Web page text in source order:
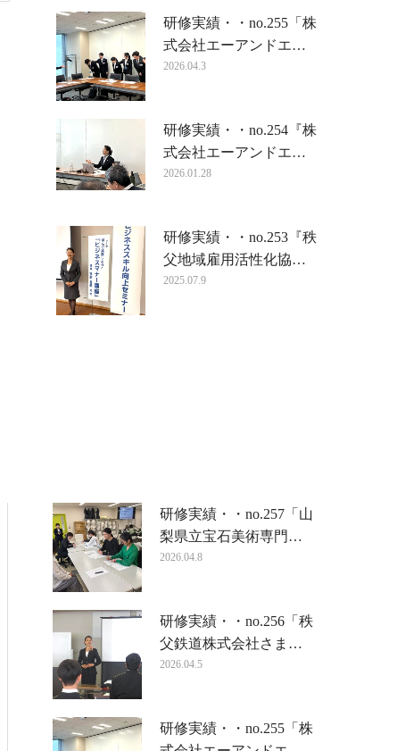
研修実績・・no.255「株
式会社エーアンドエ…
2026.04.3
研修実績・・no.254『株
式会社エーアンドエ…
2026.01.28
研修実績・・no.253『秩
父地域雇用活性化協…
2025.07.9
研修実績・・no.257「山
梨県立宝石美術専門…
2026.04.8
研修実績・・no.256「秩
父鉄道株式会社さま…
2026.04.5
研修実績・・no.255「株